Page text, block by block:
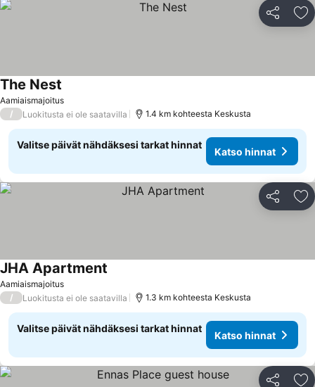
Jaa
Aamiaismajoitus
The Nest
/ Luokitusta ei ole saatavilla 1.4 km kohteesta Keskusta
Valitse päivät nähdäksesi tarkat hinnat
Katso hinnat
Jaa
Aamiaismajoitus
JHA Apartment
/ Luokitusta ei ole saatavilla 1.3 km kohteesta Keskusta
Valitse päivät nähdäksesi tarkat hinnat
Katso hinnat